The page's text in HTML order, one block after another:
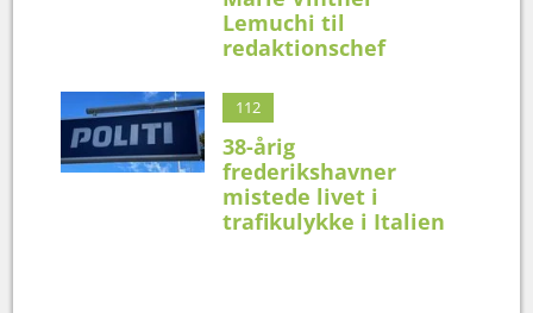
Lemuchi til
redaktionschef
112
38-årig
frederikshavner
mistede livet i
trafikulykke i Italien